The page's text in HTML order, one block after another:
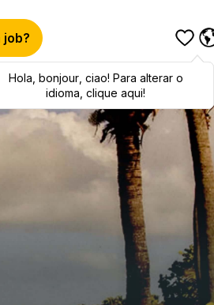
job?
Hola,bonjour,ciao! To switch
languages, click here!
Hola bonjour, ciao! Para alterar o
idioma, clique aqui!